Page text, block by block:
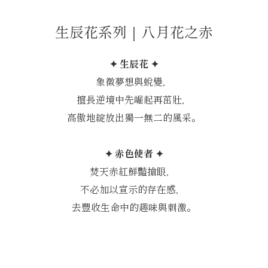
生辰花系列｜八月花之赤
✦ 生辰花 ✦
象徵夢想與蛻變，
擅長逆境中先崛起再茁壯，
高傲地綻放出獨一無二的風采。
✦ 赤色使者 ✦
焚天赤紅鮮豔搶眼，
不必加以宣示的存在感，
去豐收生命中的趣味與刺激。